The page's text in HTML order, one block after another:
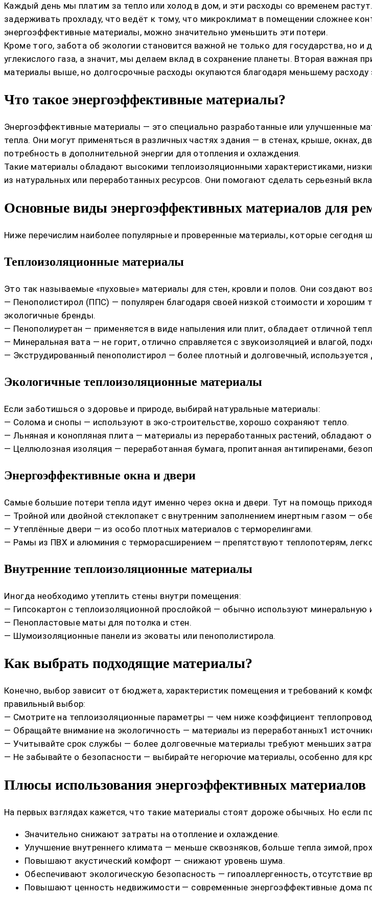
Каждый день мы платим за тепло или холод в дом, и эти расходы со временем
задерживать прохладу, что ведёт к тому, что микроклимат в помещении сложнее
энергоэффективные материалы, можно значительно уменьшить эти потери.
Кроме того, забота об экологии становится важной не только для государства,
углекислого газа, а значит, мы делаем вклад в сохранение планеты. Вторая важная
материалы выше, но долгосрочные расходы окупаются благодаря меньшему расходу
Что такое энергоэффективные материалы?
Энергоэффективные материалы — это специально разработанные или улучшенные
тепла. Они могут применяться в различных частях здания — в стенах, крыше, окнах,
потребность в дополнительной энергии для отопления и охлаждения.
Такие материалы обладают высокими теплоизоляционными характеристиками,
из натуральных или переработанных ресурсов. Они помогают сделать серьезный
Основные виды энергоэффективных материалов для
Ниже перечислим наиболее популярные и проверенные материалы, которые сегодня
Теплоизоляционные материалы
Это так называемые «пуховые» материалы для стен, кровли и полов. Они создают
— Пенополистирол (ППС) — популярен благодаря своей низкой стоимости и
экологичные бренды.
— Пенополиуретан — применяется в виде напыления или плит, обладает отличной
— Минеральная вата — не горит, отлично справляется с звукоизоляцией и влагой,
— Экструдированный пенополистирол — более плотный и долговечный,
Экологичные теплоизоляционные материалы
Если заботишься о здоровье и природе, выбирай натуральные материалы:
— Солома и снопы — используют в эко-строительстве, хорошо сохраняют тепло.
— Льняная и конопляная плита — материалы из переработанных растений, обладают
— Целлюлозная изоляция — переработанная бумага, пропитанная антипиренами,
Энергоэффективные окна и двери
Самые большие потери тепла идут именно через окна и двери. Тут на помощь
— Тройной или двойной стеклопакет с внутренним заполнением инертным газом —
— Утеплённые двери — из особо плотных материалов с терморелингами.
— Рамы из ПВХ и алюминия с терморасширением — препятствуют теплопотерям,
Внутренние теплоизоляционные материалы
Иногда необходимо утеплить стены внутри помещения:
— Гипсокартон с теплоизоляционной прослойкой — обычно используют минеральную
— Пенопластовые маты для потолка и стен.
— Шумоизоляционные панели из эковаты или пенополистирола.
Как выбрать подходящие материалы?
Конечно, выбор зависит от бюджета, характеристик помещения и требований к
правильный выбор:
— Смотрите на теплоизоляционные параметры — чем ниже коэффициент
— Обращайте внимание на экологичность — материалы из переработанных1
— Учитывайте срок службы — более долговечные материалы требуют меньших
— Не забывайте о безопасности — выбирайте негорючие материалы, особенно для
Плюсы использования энергоэффективных материалов
На первых взглядах кажется, что такие материалы стоят дороже обычных. Но если
Значительно снижают затраты на отопление и охлаждение.
Улучшение внутреннего климата — меньше сквозняков, больше тепла зимой,
Повышают акустический комфорт — снижают уровень шума.
Обеспечивают экологическую безопасность — гипоаллергенность, отсутствие
Повышают ценность недвижимости — современные энергоэффективные дома